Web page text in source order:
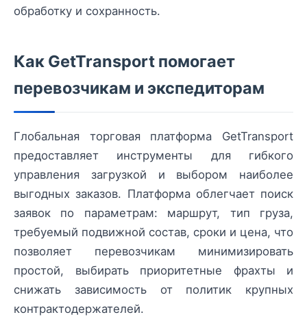
обработку и сохранность.
Как GetTransport помогает
перевозчикам и экспедиторам
Глобальная торговая платформа GetTransport
предоставляет инструменты для гибкого
управления загрузкой и выбором наиболее
выгодных заказов. Платформа облегчает поиск
заявок по параметрам: маршрут, тип груза,
требуемый подвижной состав, сроки и цена, что
позволяет перевозчикам минимизировать
простой, выбирать приоритетные фрахты и
снижать зависимость от политик крупных
контрактодержателей.